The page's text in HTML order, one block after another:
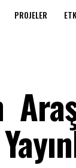
PROJELER